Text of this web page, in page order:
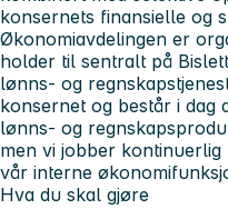
konsernets finansielle og
Økonomiavdelingen er
holder til sentralt på
lønns- og
konsernet og består i dag
lønns- og
men vi jobber
vår interne
Hva du skal gjøre